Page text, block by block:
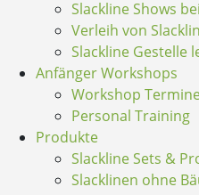
Slackline Shows
Verleih von
Slackline Gestelle
Anfänger Workshops
Workshop
Personal Training
Produkte
Slackline Sets &
Slacklinen ohne